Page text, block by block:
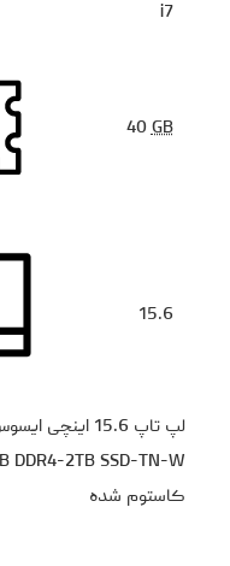
i7
40GB
15.6
کاستوم شده